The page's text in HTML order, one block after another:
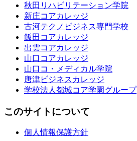
秋田リハビリテーション学院
新庄コアカレッジ
古河テクノビジネス専門学校
飯田コアカレッジ
出雲コアカレッジ
山口コアカレッジ
山口コ・メディカル学院
唐津ビジネスカレッジ
学校法人都城コア学園グループ
このサイトについて
個人情報保護方針